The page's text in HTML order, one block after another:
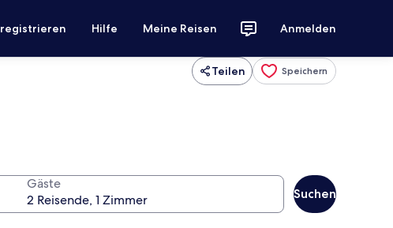
Hilfe Meine Reisen Anmelden
Teilen Speichern
Gäste
Suchen